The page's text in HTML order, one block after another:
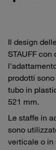
Il design
STAUFF
prodotti
tubo in
521 mm.
Le staffe in
sono
verticale o in